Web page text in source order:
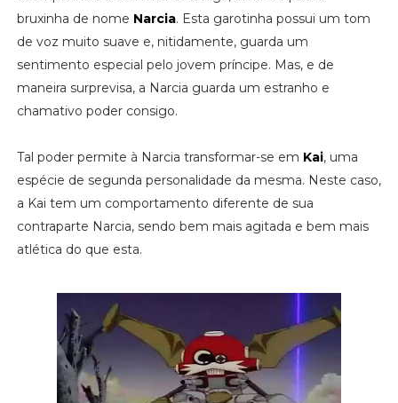
bruxinha de nome Narcia. Esta garotinha possui um tom
de voz muito suave e, nitidamente, guarda um
sentimento especial pelo jovem príncipe. Mas, e de
maneira surprevisa, a Narcia guarda um estranho e
chamativo poder consigo.
Tal poder permite à Narcia transformar-se em Kai, uma
espécie de segunda personalidade da mesma. Neste caso,
a Kai tem um comportamento diferente de sua
contraparte Narcia, sendo bem mais agitada e bem mais
atlética do que esta.